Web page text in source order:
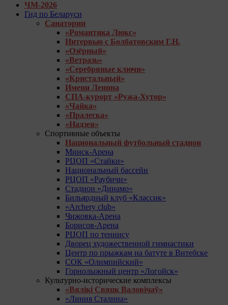
ЧМ-2026
Гид по Беларуси
Санатории
«Романтика Люкс»
Интервью с Болбатовским Г.Н.
«Озёрный»
«Ветразь»
«Серебряные ключи»
«Кристальный»
Имени Ленина
СПА-курорт «Ружа-Хутор»
«Чайка»
«Пралеска»
«Надзея»
Спортивные объекты
Национальный футбольный стадион
Минск-Арена
РЦОП «Стайки»
Национальный бассейн
РЦОП «Раубичи»
Стадион «Динамо»
Бильярдный клуб «Классик»
«Archery club»
Чижовка-Арена
Борисов-Арена
РЦОП по теннису
Дворец художественной гимнастики
Центр по прыжкам на батуте в Витебске
СОК «Олимпийский»
Горнолыжный центр «Логойск»
Культурно-исторические комплексы
«Вялікі Свяцк Валовічаў»
«Линия Сталина»